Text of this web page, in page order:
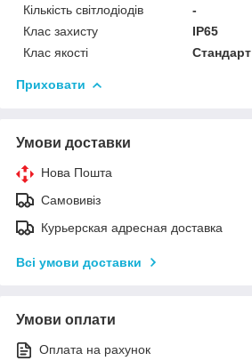
Кількість світлодіодів
-
Клас захисту
IP65
Клас якості
Стандарт
Приховати
Умови доставки
Нова Пошта
Самовивіз
Курьерская адресная доставка
Всі умови доставки
Умови оплати
Оплата на рахунок